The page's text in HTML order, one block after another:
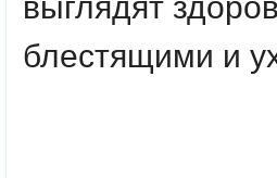
блестящими и